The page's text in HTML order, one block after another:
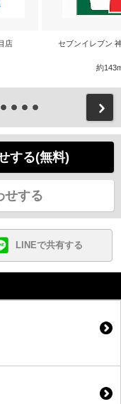
店 セブンイレブン
約
する(無料)
せする
LINEで共有する